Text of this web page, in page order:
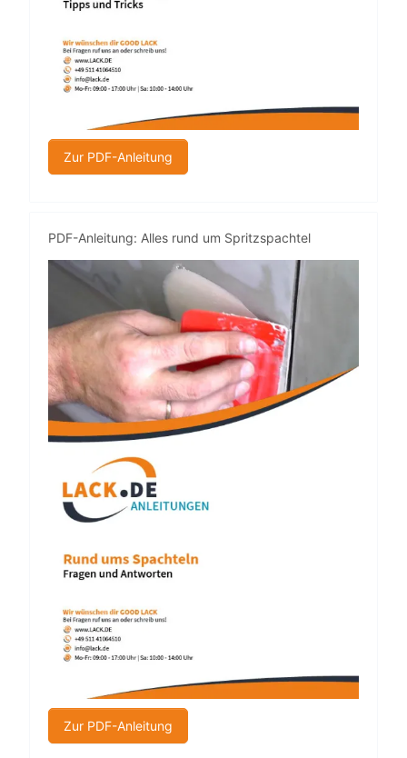
Zur PDF-Anleitung
PDF-Anleitung: Alles rund um Spritzspachtel
Zur PDF-Anleitung